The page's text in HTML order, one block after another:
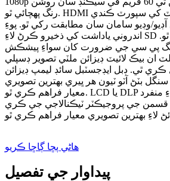
رنگ پهچائي ٿو. HDMI ان پٽ/آئوٽ پُٽ کي سپورٽ ڪندي، QD5000
وڊيو سامان سان مطابقت رکي ٿو. پوءِ
اندروني ياداشت کي ذخيرو ڪرڻ لاءِ SD ڪارڊ سان وڌايو وڃي ٿو.
پي سي جي ضرورت کان سواءِ پيشڪش
ان بيڪ لائيٽ ڊيزائن ملٽي تصوير ڊسپلي
ٿي. ڊبل ايڊجسٽبل سائڊ ليمپ ڊيزائن
بٽڻ آٽو ٽيون هر ڀيري بهترين تصويري
معيار فراهم ڪري ٿو. LCD يا DLP پروجيڪٽرن کي ڳنڍڻ لاءِ منفرد
قسمن جي پروجيڪٽر ٽيڪنالاجي جي ڪري
هاڻي پڇا ڳاڇا ڪريو
پيداوار جي تفصيل